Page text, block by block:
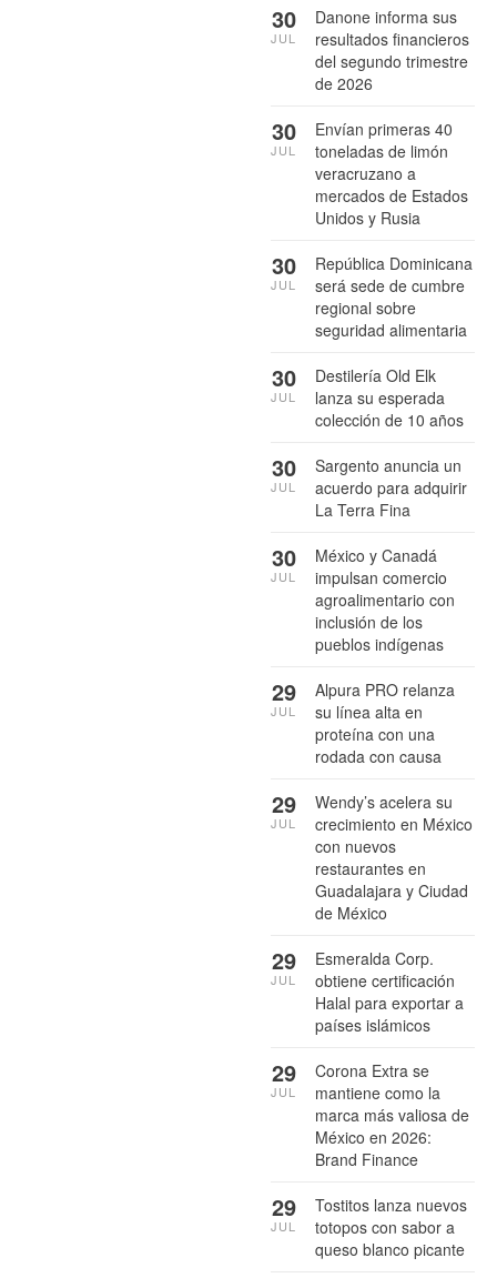
Danone informa sus
resultados financieros
del segundo trimestre
de 2026
30
JUL
Envían primeras 40
toneladas de limón
veracruzano a
mercados de Estados
Unidos y Rusia
30
JUL
República Dominicana
será sede de cumbre
regional sobre
seguridad alimentaria
30
JUL
Destilería Old Elk
lanza su esperada
colección de 10 años
30
JUL
Sargento anuncia un
acuerdo para adquirir
La Terra Fina
30
JUL
México y Canadá
impulsan comercio
agroalimentario con
inclusión de los
pueblos indígenas
30
JUL
Alpura PRO relanza
su línea alta en
proteína con una
rodada con causa
29
JUL
Wendy’s acelera su
crecimiento en México
con nuevos
restaurantes en
Guadalajara y Ciudad
de México
29
JUL
Esmeralda Corp.
obtiene certificación
Halal para exportar a
países islámicos
29
JUL
Corona Extra se
mantiene como la
marca más valiosa de
México en 2026:
Brand Finance
29
JUL
Tostitos lanza nuevos
totopos con sabor a
queso blanco picante
29
JUL